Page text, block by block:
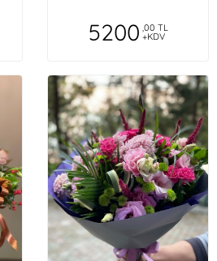
5200 ,00 TL
+KDV